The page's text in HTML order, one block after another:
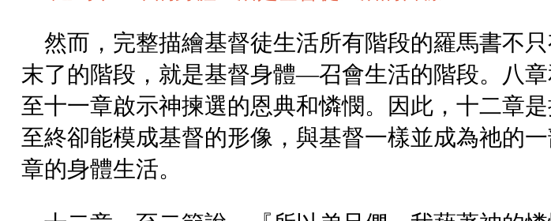
然而，完整描繪基督徒生活所有階段的羅馬書不
末了的階段，就是基督身體—召會生活的階段。八
至十一章啟示神揀選的恩典和憐憫。因此，十二章
至終卻能模成基督的形像，與基督一樣並成為祂的
章的身體生活。